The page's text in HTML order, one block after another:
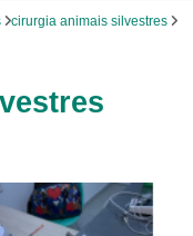
cirurgia animais silvestres